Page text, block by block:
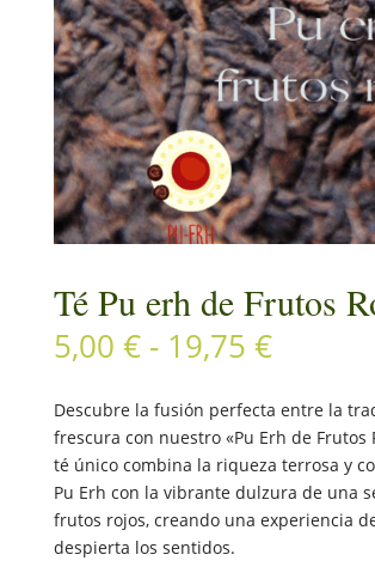
Té Pu erh de Frutos
5,00 € - 19,75 €Rango
de
desde
5,00 €
hasta
19,75 €
Descubre la fusión perfecta entre la
frescura con nuestro «Pu Erh de Frutos
té único combina la riqueza terrosa y
Pu Erh con la vibrante dulzura de una
frutos rojos, creando una experiencia
despierta los sentidos.